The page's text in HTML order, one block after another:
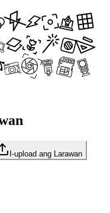
I-upload ang Larawan